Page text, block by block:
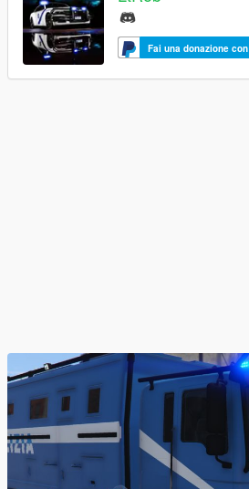
Fai una donazione con